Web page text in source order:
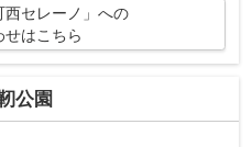
西セレーノ」への
せはこちら
公園